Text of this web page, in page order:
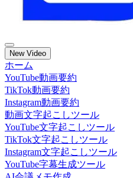
New Video
ホーム
YouTube動画要約
TikTok動画要約
Instagram動画要約
動画文字起こしツール
YouTube文字起こしツール
TikTok文字起こしツール
Instagram文字起こしツール
YouTube字幕生成ツール